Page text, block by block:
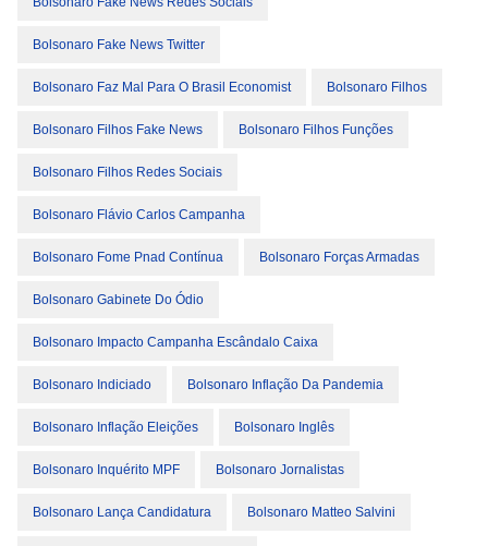
Bolsonaro Fake News Twitter
Bolsonaro Faz Mal Para O Brasil Economist Bolsonaro Filhos
Bolsonaro Filhos Fake News Bolsonaro Filhos Funções
Bolsonaro Filhos Redes Sociais
Bolsonaro Flávio Carlos Campanha
Bolsonaro Fome Pnad Contínua Bolsonaro Forças Armadas
Bolsonaro Gabinete Do Ódio
Bolsonaro Impacto Campanha Escândalo Caixa
Bolsonaro Indiciado Bolsonaro Inflação Da Pandemia
Bolsonaro Inflação Eleições Bolsonaro Inglês
Bolsonaro Inquérito MPF Bolsonaro Jornalistas
Bolsonaro Lança Candidatura Bolsonaro Matteo Salvini